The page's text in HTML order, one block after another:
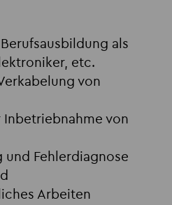
als
etc.
von
Inbetriebnahme von
und Fehlerdiagnose
Arbeiten